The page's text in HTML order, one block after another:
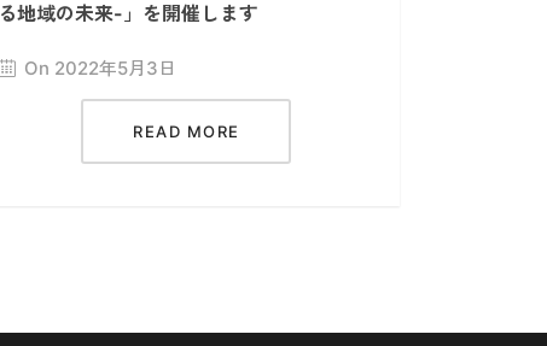
る地域の未来-」を開催します
On 2022年5月3日
READ MORE